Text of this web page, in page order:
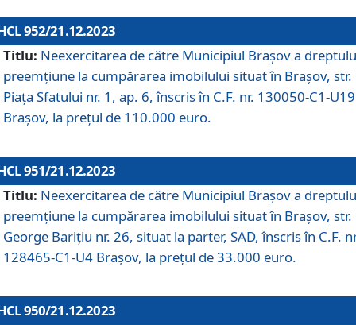
952/21.12.2023
Titlu: Neexercitarea de către Municipiul Brașov a
preemțiune la cumpărarea imobilului situat în Brașov, str.
Piața Sfatului nr. 1, ap. 6, înscris în C.F. nr. 130050-C1-U19
Brașov, la prețul de 110.000 euro.
951/21.12.2023
Titlu: Neexercitarea de către Municipiul Brașov a
preemțiune la cumpărarea imobilului situat în Brașov, str.
George Barițiu nr. 26, situat la parter, SAD, înscris în C.F.
128465-C1-U4 Brașov, la prețul de 33.000 euro.
950/21.12.2023